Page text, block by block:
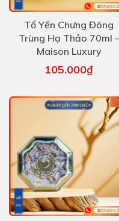
Tổ Yến Chưng Đông
Trùng Hạ Thảo 70ml -
Maison Luxury
105.000₫